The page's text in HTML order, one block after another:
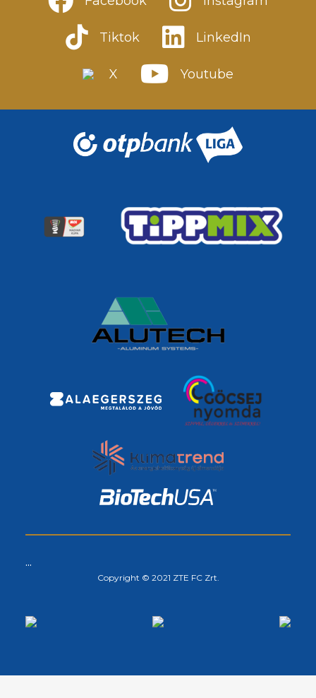
Tiktok LinkedIn
X Youtube
...
Copyright © 2021 ZTE FC Zrt.